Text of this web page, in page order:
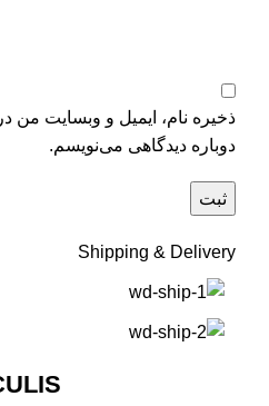
ذخیره نام، ایمیل و وبسایت من
دوباره دیدگاهی می‌نویسم.
Shipping & Delivery